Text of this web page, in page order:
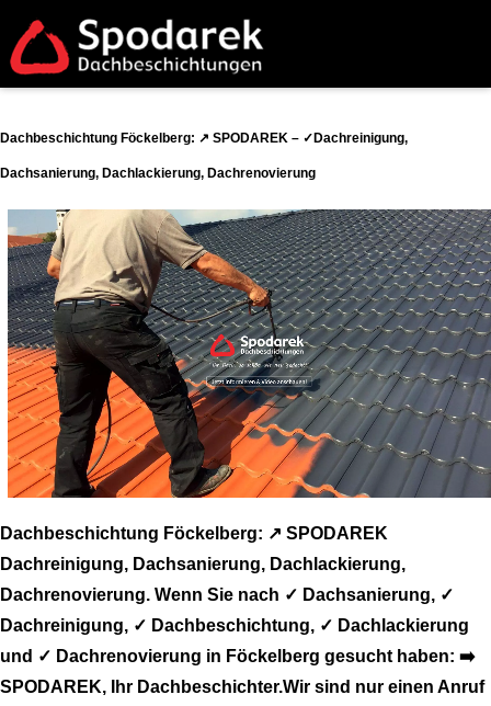
Dachbeschichtung Föckelberg: ↗️ SPODAREK – ✓Dachreinigung,
Dachsanierung, Dachlackierung, Dachrenovierung
Dachbeschichtung Föckelberg: ↗️ SPODAREK
Dachreinigung, Dachsanierung, Dachlackierung,
Dachrenovierung. Wenn Sie nach ✓ Dachsanierung, ✓
Dachreinigung, ✓ Dachbeschichtung, ✓ Dachlackierung
und ✓ Dachrenovierung in Föckelberg gesucht haben: ➡️
SPODAREK, Ihr Dachbeschichter.Wir sind nur einen Anruf